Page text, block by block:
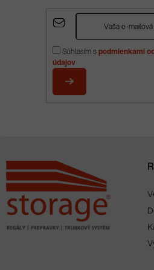
Súhlasím spodmienkami
údajov
PRIHLÁSIŤ